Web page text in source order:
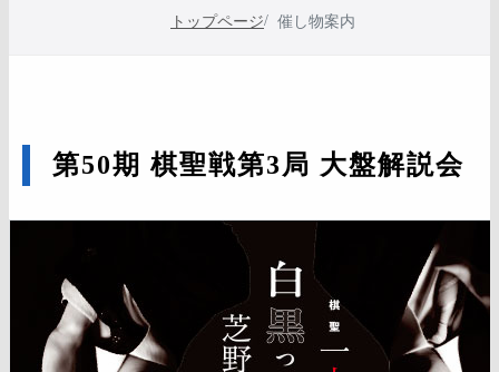
トップページ 催し物案内
第50期 棋聖戦第3局 大盤解説会